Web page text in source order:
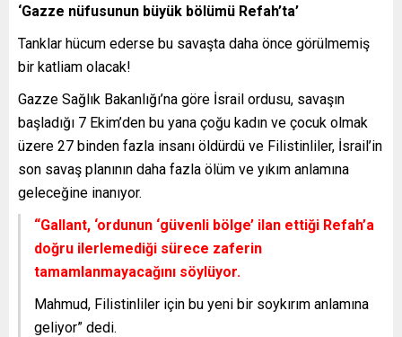
‘Gazze nüfusunun büyük bölümü Refah’ta’
Tanklar hücum ederse bu savaşta daha önce görülmemiş
bir katliam olacak!
Gazze Sağlık Bakanlığı’na göre İsrail ordusu, savaşın
başladığı 7 Ekim’den bu yana çoğu kadın ve çocuk olmak
üzere 27 binden fazla insanı öldürdü ve Filistinliler, İsrail’in
son savaş planının daha fazla ölüm ve yıkım anlamına
geleceğine inanıyor.
“Gallant, ‘ordunun ‘güvenli bölge’ ilan ettiği Refah’a
doğru ilerlemediği sürece zaferin
tamamlanmayacağını söylüyor.
Mahmud, Filistinliler için bu yeni bir soykırım anlamına
geliyor” dedi.